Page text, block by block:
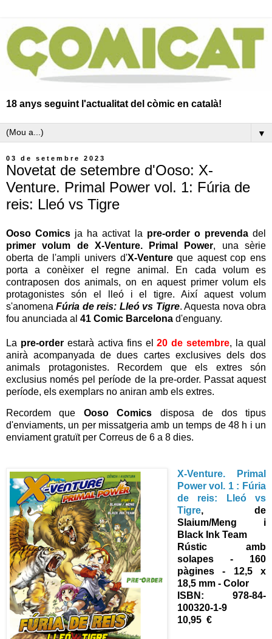
18 anys seguint l'actualitat del còmic en català!
▼
03 de setembre 2023
Novetat de setembre d'Ooso: X-
Venture. Primal Power vol. 1: Fúria de
reis: Lleó vs Tigre
Ooso Comics ja ha activat la pre-order o prevendadel
primer volum de X-Venture. Primal Power, una sèrie
oberta de l'ampli univers d'X-Ventureque aquest cop ens
porta a conèixer el regne animal. En cada volum es
contraposen dos animals, on en aquest primer volum els
protagonistes són el lleó i el tigre. Així aquest volum
s'anomenaFúria de reis: Lleó vs Tigre. Aquesta nova obra
fou anunciada al 41 Comic Barcelona d'enguany.
La pre-orderestarà activa fins el20 de setembre, la qual
anirà acompanyada de dues cartes exclusives dels dos
animals protagonistes. Recordem que els extres són
exclusius només pel període de la pre-order. Passat aquest
període, els exemplars no aniran amb els extres.
Recordem que Ooso Comics disposa de dos tipus
d'enviaments, un per missatgeria amb un temps de 48 h i un
enviament gratuït per Correus de 6 a 8 dies.
X-Venture. Primal
Power vol. 1 : Fúria
de reis: Lleó vs
Tigre, de
Slaium/Meng i
Black Ink Team
Rústic amb
solapes - 160
pàgines - 12,5 x
18,5 mm - Color
ISBN: 978-84-
100320-1-9
10,95 €